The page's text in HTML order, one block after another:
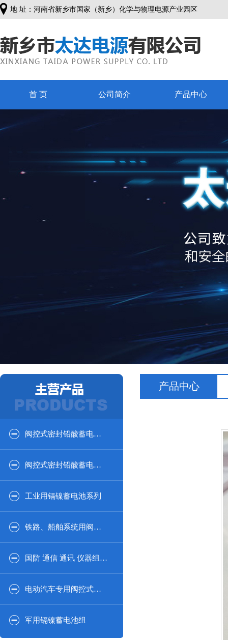
地 址：河南省新乡市国家（新乡）化学与物理电源产业园区
首 页 公司简介 产品中心
阀控式密封铅酸蓄电池12V系列
阀控式密封铅酸蓄电池2V系列
工业用镉镍蓄电池系列
铁路、船舶系统用阀控式密闭铅酸蓄电池系列
国防 通信 通讯 仪器组合系列
电动汽车专用阀控式密封铅酸蓄电池
军用镉镍蓄电池组
产品中心